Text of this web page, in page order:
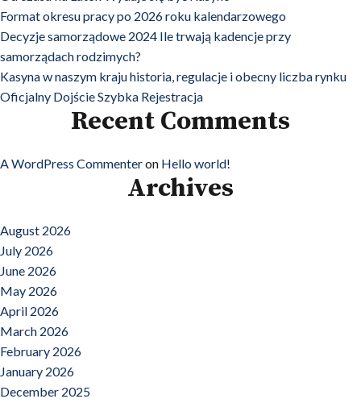
Format okresu pracy po 2026 roku kalendarzowego
Decyzje samorządowe 2024 Ile trwają kadencje przy
samorządach rodzimych?
Kasyna w naszym kraju historia, regulacje i obecny liczba rynku
Oficjalny Dojście Szybka Rejestracja
Recent Comments
A WordPress Commenteron Hello world!
Archives
August 2026
July 2026
June 2026
May 2026
April 2026
March 2026
February 2026
January 2026
December 2025